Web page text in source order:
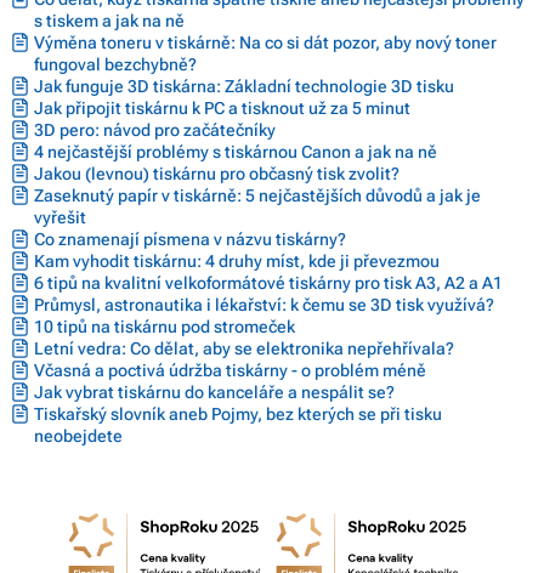
s tiskem a jak na ně
Výměna toneru v tiskárně: Na co si dát pozor, aby nový toner
fungoval bezchybně?
Jak funguje 3D tiskárna: Základní technologie 3D tisku
Jak připojit tiskárnu k PC a tisknout už za 5 minut
3D pero: návod pro začátečníky
4 nejčastější problémy s tiskárnou Canon a jak na ně
Jakou (levnou) tiskárnu pro občasný tisk zvolit?
Zaseknutý papír v tiskárně: 5 nejčastějších důvodů a jak je
vyřešit
Co znamenají písmena v názvu tiskárny?
Kam vyhodit tiskárnu: 4 druhy míst, kde ji převezmou
6 tipů na kvalitní velkoformátové tiskárny pro tisk A3, A2 a A1
Průmysl, astronautika i lékařství: k čemu se 3D tisk využívá?
10 tipů na tiskárnu pod stromeček
Letní vedra: Co dělat, aby se elektronika nepřehřívala?
Včasná a poctivá údržba tiskárny - o problém méně
Jak vybrat tiskárnu do kanceláře a nespálit se?
Tiskařský slovník aneb Pojmy, bez kterých se při tisku
neobejdete